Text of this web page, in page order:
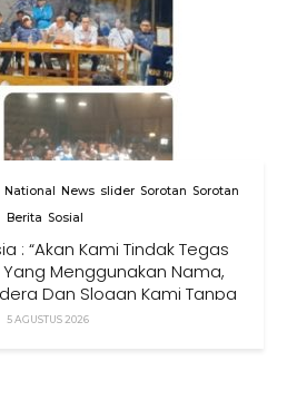
National News slider Sorotan Sorotan
Berita Sosial
: “Akan Kami Tindak Tegas
Menggunakan Nama,
Dan Slogan Kami Tanpa
Izin”
5 AGUSTUS 2026